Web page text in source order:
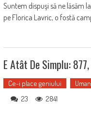
Suntem dispuşi să ne lăsăm
pe Florica Lavric, o fostă
E Atât De Simplu:
Ce-i place geniului
23 2841